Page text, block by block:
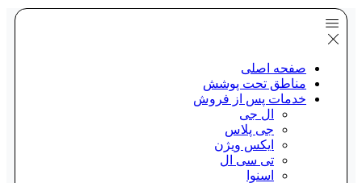
صفحه اصلی
مناطق تحت پوشش
خدمات پس از فروش
ال جی
جی پلاس
ایکس ویژن
تی سی ال
اسنوا